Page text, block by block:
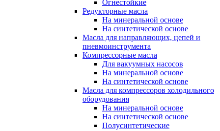
Огнестойкие
Редукторные масла
На минеральной основе
На синтетической основе
Масла для направляющих, цепей и
пневмоинструмента
Компрессорные масла
Для вакуумных насосов
На минеральной основе
На синтетической основе
Масла для компрессоров холодильного
оборудования
На минеральной основе
На синтетической основе
Полусинтетические